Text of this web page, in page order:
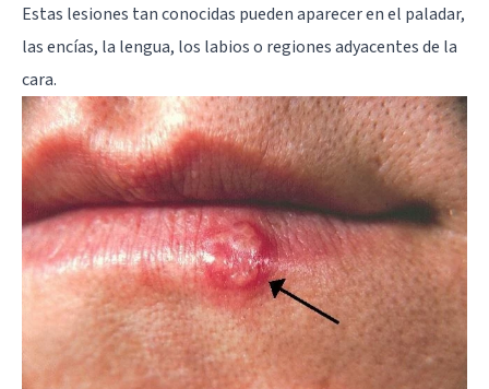
Estas lesiones tan conocidas pueden aparecer en el paladar,
las encías, la lengua, los labios o regiones adyacentes de la
cara.